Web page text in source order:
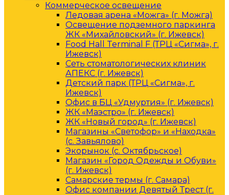
Коммерческое освещение
Ледовая арена «Можга» (г. Можга)
Освещение подземного паркинга
ЖК «Михайловский» (г. Ижевск)
Food Hall Terminal F (ТРЦ «Сигма», г.
Ижевск)
Сеть стоматологических клиник
АПЕКС (г. Ижевск)
Детский парк (ТРЦ «Сигма», г.
Ижевск)
Офис в БЦ «Удмуртия» (г. Ижевск)
ЖК «Маэстро» (г. Ижевск)
ЖК «Новый город» (г. Ижевск)
Магазины «Светофор» и «Находка»
(с. Завьялово)
Экорынок (с. Октябрьское)
Магазин «Город Одежды и Обуви»
(г. Ижевск)
Самарские термы (г. Самара)
Офис компании Девятый Трест (г.